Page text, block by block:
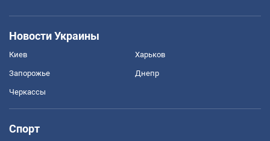
Новости Украины
Киев Харьков
Запорожье Днепр
Черкассы
Спорт